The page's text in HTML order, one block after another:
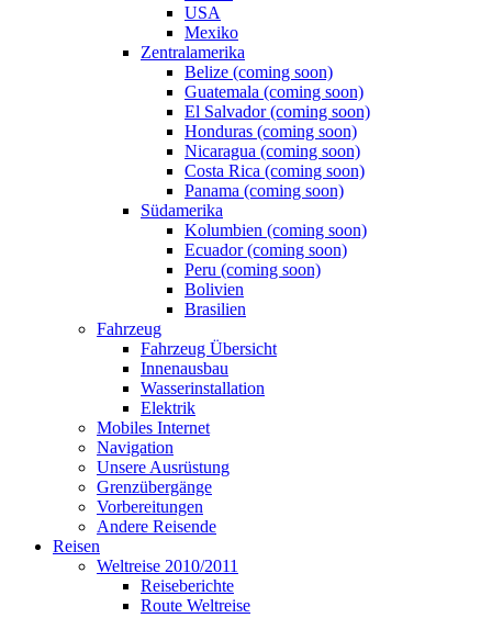
USA
Mexiko
Zentralamerika
Belize (coming soon)
Guatemala (coming soon)
El Salvador (coming soon)
Honduras (coming soon)
Nicaragua (coming soon)
Costa Rica (coming soon)
Panama (coming soon)
Südamerika
Kolumbien (coming soon)
Ecuador (coming soon)
Peru (coming soon)
Bolivien
Brasilien
Fahrzeug
Fahrzeug Übersicht
Innenausbau
Wasserinstallation
Elektrik
Mobiles Internet
Navigation
Unsere Ausrüstung
Grenzübergänge
Vorbereitungen
Andere Reisende
Reisen
Weltreise 2010/2011
Reiseberichte
Route Weltreise